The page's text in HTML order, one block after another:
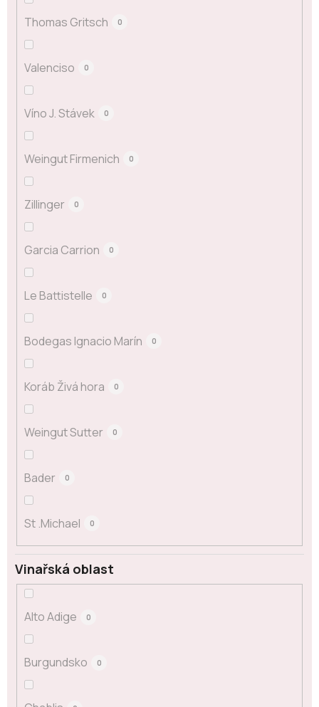
Thomas Gritsch 0
Valenciso 0
Víno J. Stávek 0
Weingut Firmenich 0
Zillinger 0
Garcia Carrion 0
Le Battistelle 0
Bodegas Ignacio Marín 0
Koráb Živá hora 0
Weingut Sutter 0
Bader 0
St .Michael 0
Vinařská oblast
Alto Adige 0
Burgundsko 0